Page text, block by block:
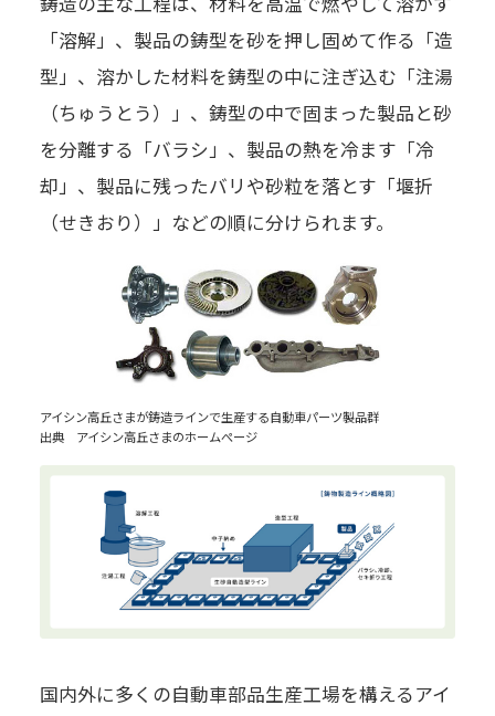
「溶解」、製品の鋳型を砂を押し固めて作る「造
型」、溶かした材料を鋳型の中に注ぎ込む「注湯
（ちゅうとう）」、鋳型の中で固まった製品と砂
を分離する「バラシ」、製品の熱を冷ます「冷
却」、製品に残ったバリや砂粒を落とす「堰折
（せきおり）」などの順に分けられます。
アイシン高丘さまが鋳造ラインで生産する自動車パーツ製品群
出典 アイシン高丘さまのホームぺージ
国内外に多くの自動車部品生産工場を構えるアイ